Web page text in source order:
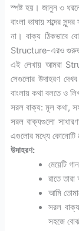
স্পষ্ট হয়। জানুন ৩
বাংলা ভাষায় শব্দের
না। বাক্য ঠিকভাবে
Structure-এরও
এই লেখায় আমরা
সেগুলোর উদাহরণ
বাংলায় কথা বলতে ও
সরল বাক্য: মূল কথা,
সরল বাক্যগুলো
এগুলোর মধ্যে কোনোটি
উদাহরণ:
মেয়েটি
রাতে
আমি
সরল
সহজে